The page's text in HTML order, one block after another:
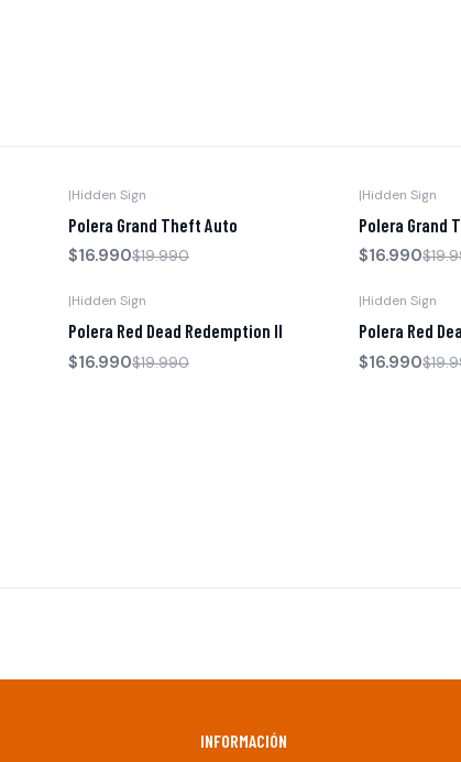
|Hidden Sign
Polera Grand Theft Auto
$16.990$19.990
|Hidden Sign
Polera Grand
$16.990
|Hidden Sign
Polera Red Dead Redemption II
$16.990$19.990
|Hidden Sign
Polera Red
$16.990
INFORMACIÓN